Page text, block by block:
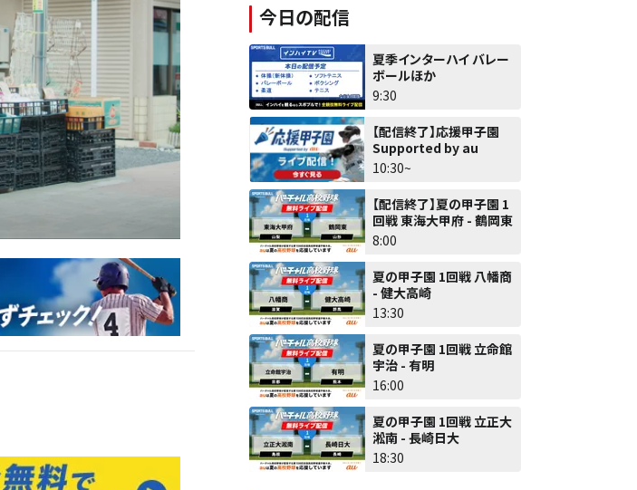
今日の配信
夏季インターハイ バレー
ボールほか
9:30
【配信終了】応援甲子園
Supported by au
10:30~
【配信終了】夏の甲子園 1
回戦 東海大甲府 - 鶴岡東
8:00
夏の甲子園 1回戦 八幡商
- 健大高崎
13:30
夏の甲子園 1回戦 立命館
宇治 - 有明
16:00
夏の甲子園 1回戦 立正大
淞南 - 長崎日大
18:30